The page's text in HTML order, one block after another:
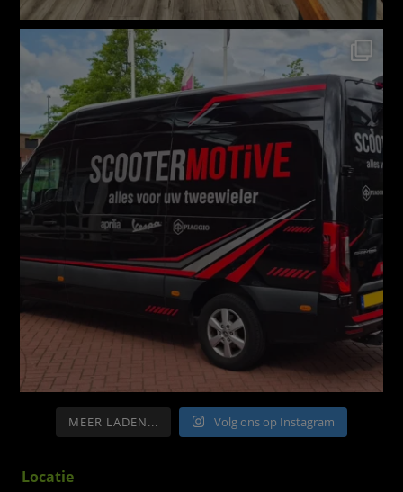
MEER LADEN... Volg ons op Instagram
Locatie